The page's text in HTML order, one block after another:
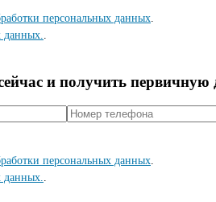
персональных данных
данных.
и полyчить
персональных данных.
данных..